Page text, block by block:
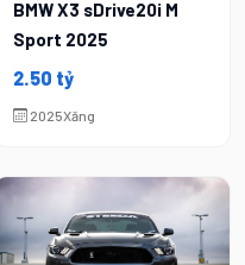
BMW X3 sDrive20i M
Sport 2025
2.50 tỷ
2025Xăng